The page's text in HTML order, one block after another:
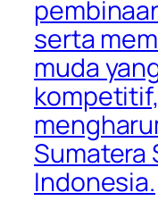
serta
muda
Sumatera
Indonesia.